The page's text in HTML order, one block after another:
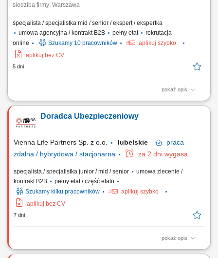
siedziba firmy: Warszawa
specjalista / specjalistka mid / senior / ekspert / ekspertka
umowa agencyjna / kontrakt B2B
pełny etat
rekrutacja
online
Szukamy 10 pracowników
aplikuj szybko
aplikuj bez CV
5 dni
pokaż opis
Opis stanowiska: Aktywna obsługa i cross-selling w ramach własnego
(życiowe, majątkowe, komunikacyjne, firmowe) Koncentracja na
budowaniu długofalowych relacji w obszarze ubezpieczeń na życie;
Doradca Ubezpieczeniowy
Vienna Life Partners Sp. z o.o. lubelskie
praca
zdalna / hybrydowa / stacjonarna
za 2 dni wygasa
specjalista / specjalistka junior / mid / senior
umowa zlecenie /
kontrakt B2B
pełny etat / część etatu
Szukamy kilku pracowników
aplikuj szybko
aplikuj bez CV
7 dni
pokaż opis
Twój zakres obowiązków: Będziesz aktywnie poszukiwać nowych